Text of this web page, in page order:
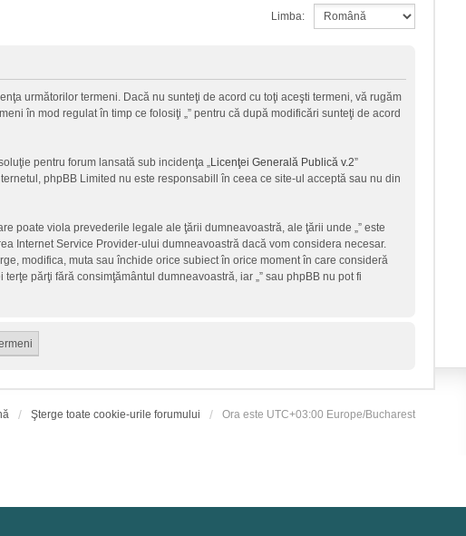
Limba:
următorilor termeni. Dacă nu sunteţi de acord cu toţi aceşti termeni, vă rugăm
în mod regulat în timp ce folosiţi „” pentru că după modificări sunteţi de acord
pentru forum lansată sub incidenţa „Licenţei Generală Publică v.2”
phpBB Limited nu este responsabill în ceea ce site-ul acceptă sau nu din
poate viola prevederile legale ale ţării dumneavoastră, ale ţării unde „” este
Internet Service Provider-ului dumneavoastră dacă vom considera necesar.
modifica, muta sau închide orice subiect în orice moment în care consideră
părţi fără consimţământul dumneavoastră, iar „” sau phpBB nu pot fi
Şterge toate cookie-urile forumului Ora este UTC+03:00 Europe/Bucharest